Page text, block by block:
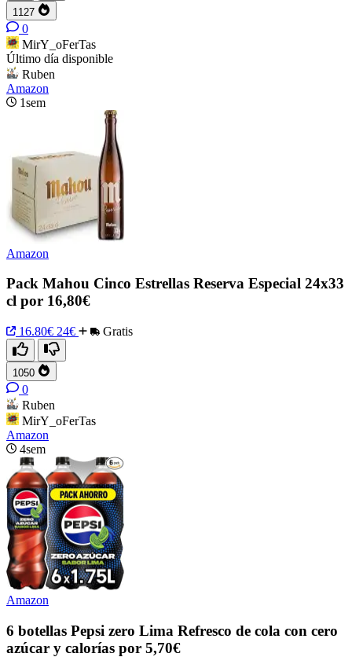
1127
0
MirY_oFerTas
Último día disponible
Ruben
Amazon
1sem
Amazon
Pack Mahou Cinco Estrellas Reserva Especial 24x33
cl por 16,80€
16.80€ 24€ Gratis
1050
0
Ruben
MirY_oFerTas
Amazon
4sem
Amazon
6 botellas Pepsi zero Lima Refresco de cola con cero
azúcar y calorías por 5,70€